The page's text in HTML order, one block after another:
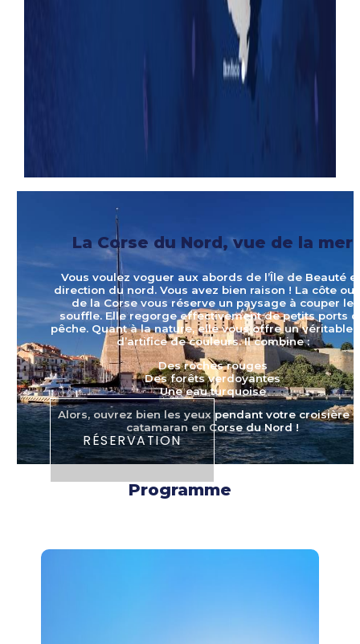
La Corse du Nord, vue de la mer
Vous voulez voguer aux abords de l’Île de Beauté
direction du nord. Vous avez bien raison ! La côte
de la Corse vous réserve un paysage à couper le
souffle. Elle regorge effectivement de petits ports
pêche. Quant à la nature, elle vous offre un véritable
d’artifice de couleurs. Il combine :
Des roches rouges
Des forêts verdoyantes
Une eau turquoise
Alors, ouvrez bien les yeux pendant votre croisière
catamaran en Corse du Nord !
RÉSERVATION
Programme